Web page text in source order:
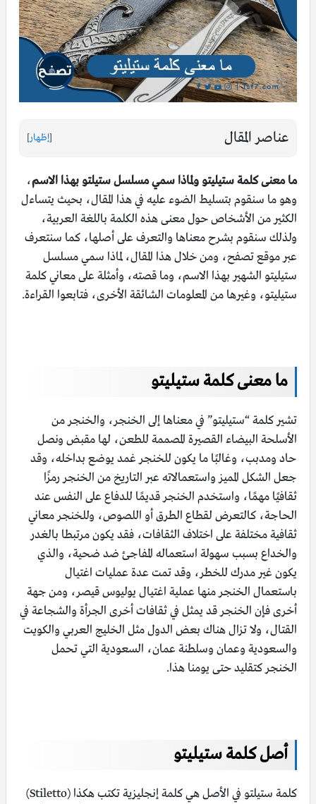
عناصر المقال [إظهار]
ما معنى كلمة ستيليتو ولماذا سمي مسلسل ستيلتو بهذا الاسم،
وهو ما سنقوم بتسليط الضوء عليه في هذا المقال، بحيث يتساءل
الكثير من الأشخاص حول معنى هذه الكلمة باللغة العربية،
ولذلك سنقوم بشرح معناها والتعرف على أصلها، كما سنتعرف
عبر موقع تصفح، ومن خلال هذا المقال، لماذا سمي مسلسل
ستيليتو الشهير بهذا الاسم، وما قصته، وأمثلة على معاني كلمة
ستيليتو، وغيرها من المعلومات الشائقة الأخرى، فتابعوا القراءة.
ما معنى كلمة ستيليتو
تشير كلمة “ستيليتو” في معناها إلى الخنجر، والخنجر من
الأسلحة البيضاء القصيرة المصممة للطعن، لها مقبض ونصل
حاد ومدبب، وغالبًا ما يكون للخنجر غمد يوضع بداخله، وقد
جعل الشكل المميز واستعمالاته عبر التاريخ من الخنجر رمزًا
ثقافيًا مهمًا، واستخدم الخنجر قديمًا للدفاع على النفس عند
الحاجة، كالتعرض لقطاع الطرق أو اللصوص، وللخنجر معاني
ثقافية مختلفة على اختلاف الثقافات، فقد يكون مرتبطا بالغدر
والخداع بسبب سهولة استعماله المفاجئ ضد ضحية، والذي
يكون غير مدرك للخطر، وقد تمت عدة عمليات اغتيال
باستعمال الخنجر منها عملية اغتيال يوليوس قيصر، ومن جهة
أخرى فإن الخنجر قد يمثل في ثقافات أخرى الجرأة والشجاعة في
القتال، ولا تزال هناك بعض الدول مثل الخليج العربي والكويت
والسعودية وعمان وسلطنة عمان، السعودية التي تحمل
الخنجر كتقليد حتى يومنا هذا.
أصل كلمة ستيليتو
كلمة ستيلتو في الأصل هي كلمة إنجليزية تكتب هكذا (Stiletto)